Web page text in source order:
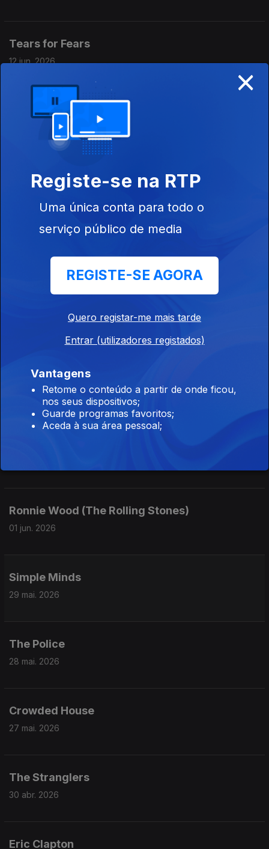
Tears for Fears
12 jun. 2026
Francoise Hardy
Ray Charles
09 jun. 2026
Bob Marley
03 jun. 2026
Ronnie Wood (The Rolling Stones)
01 jun. 2026
Simple Minds
29 mai. 2026
The Police
28 mai. 2026
Crowded House
27 mai. 2026
The Stranglers
30 abr. 2026
Eric Clapton
×
Registe-se na RTP
Uma única conta para todo o
serviço público de media
REGISTE-SE AGORA
Quero registar-me mais tarde
Entrar (utilizadores registados)
Vantagens
Retome o conteúdo a partir de onde ficou,
nos seus dispositivos;
Guarde programas favoritos;
Aceda à sua área pessoal;